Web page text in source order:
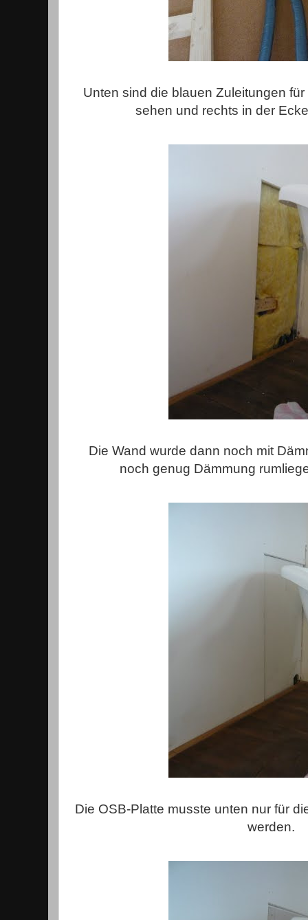
Unten sind die blauen Zuleitungen
sehen und rechts in der
Die Wand wurde dann noch mit
noch genug Dämmung
Die OSB-Platte musste unten nur für
werden.